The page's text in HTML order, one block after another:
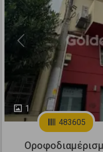
1
Previous
483605